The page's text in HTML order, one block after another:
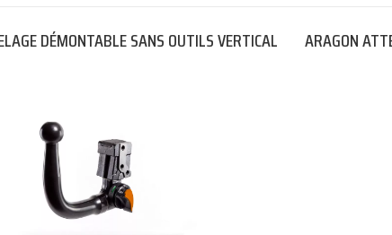
DÉMONTABLE SANS OUTILS VERTICAL ARAGON